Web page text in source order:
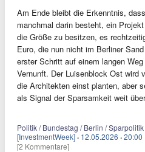
Am Ende bleibt die Erkenntnis,
manchmal darin besteht, ein
die Größe zu besitzen, es
Euro, die nun nicht im Berliner
erster Schritt auf einem langen
Vernunft. Der Luisenblock Ost wird
die Architekten einst planten, aber
als Signal der Sparsamkeit weit
Politik / Bundestag / Berlin /
[InvestmentWeek] · 12.05.2026 ·20:00
[2 Kommentare]